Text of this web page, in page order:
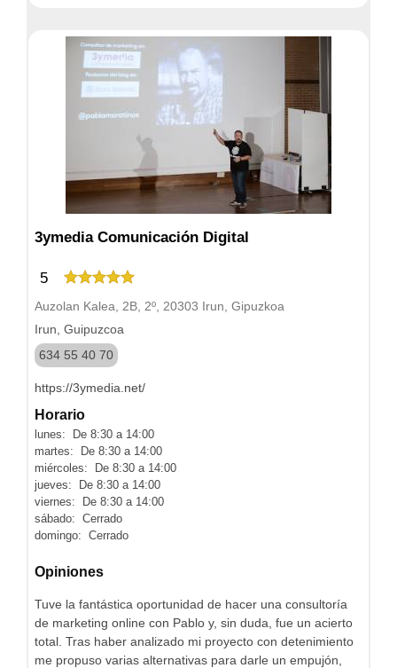
3ymedia Comunicación Digital
5
Auzolan Kalea, 2B, 2º, 20303 Irun, Gipuzkoa
Irun, Guipuzcoa
634 55 40 70
https://3ymedia.net/
Horario
lunes: De 8:30 a 14:00
martes: De 8:30 a 14:00
miércoles: De 8:30 a 14:00
jueves: De 8:30 a 14:00
viernes: De 8:30 a 14:00
sábado: Cerrado
domingo: Cerrado
Opiniones
Tuve la fantástica oportunidad de hacer una consultoría
de marketing online con Pablo y, sin duda, fue un acierto
total. Tras haber analizado mi proyecto con detenimiento
me propuso varias alternativas para darle un empujón,